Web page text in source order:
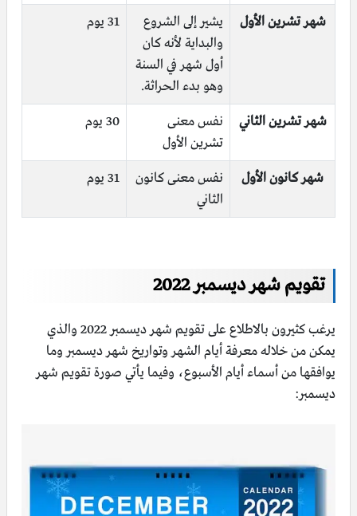
شهر تشرين الأول
يشير إلى الشروع
والبداية لأنه كان
أول شهر في السنة
وهو بدء الحراثة.
31 يوم
شهر تشرين الثاني
نفس معنى
تشرين الأول
30 يوم
شهر كانون الأول
نفس معنى كانون
الثاني
31 يوم
تقويم شهر ديسمبر 2022
يرغب كثيرون بالاطلاع على تقويم شهر ديسمبر 2022 والذي
يمكن من خلاله معرفة أيام الشهر وتواريخ شهر ديسمبر وما
يوافقها من أسماء أيام الأسبوع، وفيما يأتي صورة تقويم شهر
ديسمبر: